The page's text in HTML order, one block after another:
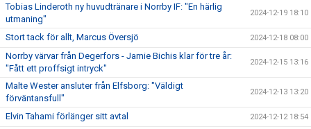
Tobias Linderoth ny huvudtränare i Norrby IF: "En härlig
utmaning"
2024-12-19 18:10
Stort tack för allt, Marcus Översjö 2024-12-18 08:00
Norrby värvar från Degerfors - Jamie Bichis klar för tre år:
"Fått ett proffsigt intryck"
2024-12-15 13:16
Malte Wester ansluter från Elfsborg: "Väldigt
förväntansfull"
2024-12-13 13:20
Elvin Tahami förlänger sitt avtal 2024-12-12 18:54